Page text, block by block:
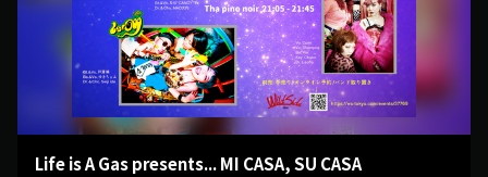
Life is A Gas presents... MI CASA, SU CASA